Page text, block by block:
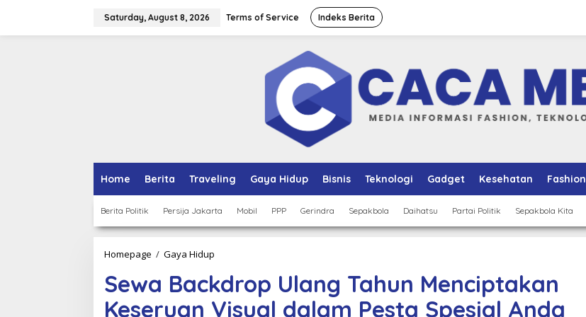
Saturday, August 8, 2026 Terms of Service Indeks Berita
Home Berita Traveling Gaya Hidup Bisnis Teknologi Gadget Kesehatan Fashion
Berita Politik Persija Jakarta Mobil PPP Gerindra Sepakbola Daihatsu Partai Politik Sepakbola Kita
Homepage / Gaya Hidup
Ulang
Tahun
Menciptakan
Sewa Backdrop Ulang Tahun Menciptakan
Keseruan Visual dalam Pesta Spesial Anda